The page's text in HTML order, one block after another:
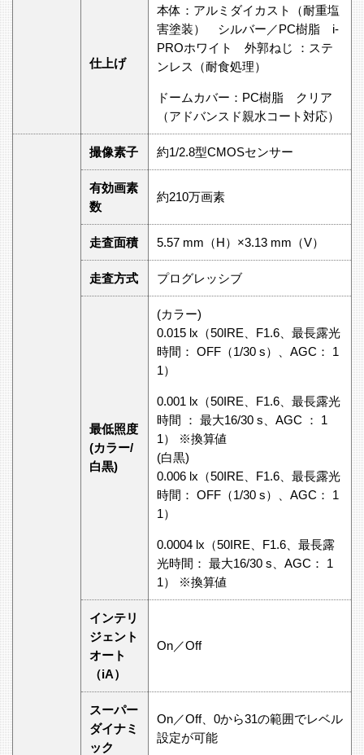
仕上げ
本体：アルミダイカスト（耐重塩
害塗装） シルバー／PC樹脂 i-
PROホワイト 外郭ねじ ：ステ
ンレス（耐食処理）
ドームカバー：PC樹脂 クリア
（アドバンスド親水コート対応）
撮像素子 約1/2.8型CMOSセンサー
有効画素
数
約210万画素
走査面積 5.57 mm（H）×3.13 mm（V）
走査方式 プログレッシブ
最低照度
(カラー/
白黒)
(カラー)
0.015 lx（50IRE、F1.6、最長露光
時間： OFF（1/30 s）、AGC： 1
1）
0.001 lx（50IRE、F1.6、最長露光
時間 ： 最大16/30 s、AGC ： 1
1） ※換算値
(白黒)
0.006 lx（50IRE、F1.6、最長露光
時間： OFF（1/30 s）、AGC： 1
1）
0.0004 lx（50IRE、F1.6、最長露
光時間： 最大16/30 s、AGC： 1
1） ※換算値
インテリ
ジェント
オート
（iA）
On／Off
スーパー
ダイナミ
ック
On／Off、0から31の範囲でレベル
設定が可能